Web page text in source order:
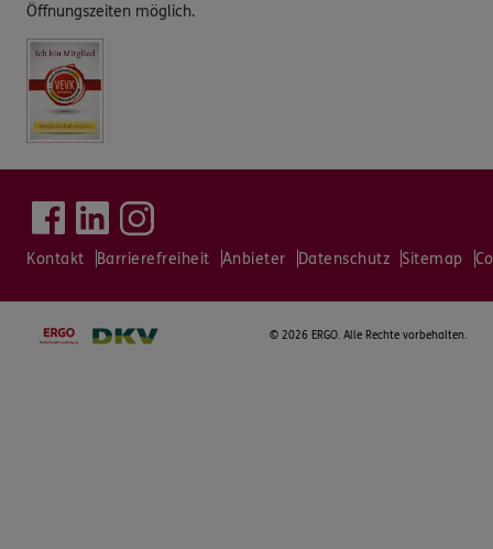
Öffnungszeiten möglich.
Kontakt Barrierefreiheit Anbieter Datenschutz Sitemap
© 2026 ERGO. Alle Rechte vorbehalten.